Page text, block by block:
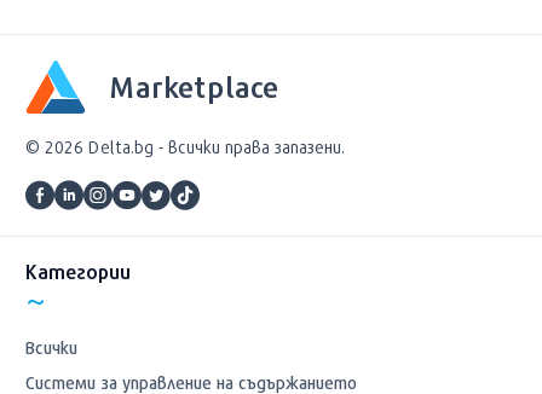
Marketplace
© 2026 Delta.bg - всички права запазени.
Категории
Всички
Системи за управление на съдържанието